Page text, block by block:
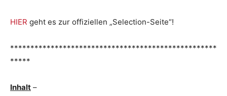
HIER geht es zur offiziellen „Selection-Seite“!
***************************************************
*****
Inhalt –